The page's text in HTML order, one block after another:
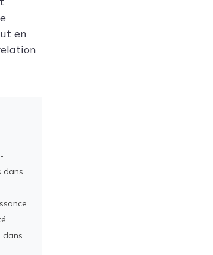
en
dans
dans